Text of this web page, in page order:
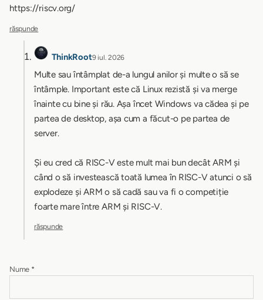
https://riscv.org/
răspunde
ThinkRoot9 iul. 2026
Multe sau întâmplat de-a lungul anilor și multe o să se
întâmple. Important este că Linux rezistă și va merge
înainte cu bine și rău. Așa încet Windows va cădea și pe
partea de desktop, așa cum a făcut-o pe partea de
server.
Și eu cred că RISC-V este mult mai bun decât ARM și
când o să investească toată lumea în RISC-V atunci o să
explodeze și ARM o să cadă sau va fi o competiție
foarte mare între ARM și RISC-V.
răspunde
Nume *